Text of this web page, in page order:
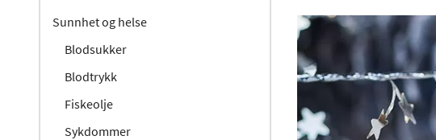
Sunnhet og helse
Blodsukker
Blodtrykk
Fiskeolje
Sykdommer